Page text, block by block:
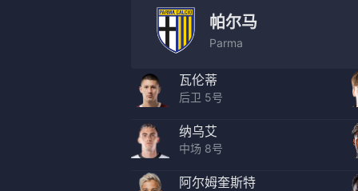
帕尔马
Parma
瓦伦蒂
后卫 5号
纳乌艾
中场 8号
阿尔姆奎斯特